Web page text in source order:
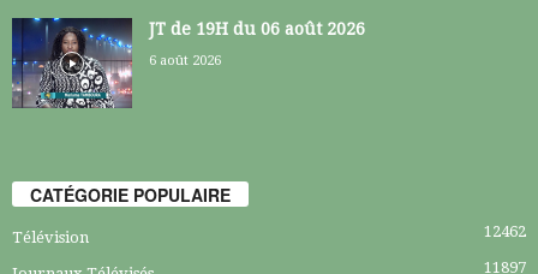
JT de 19H du 06 août 2026
6 août 2026
CATÉGORIE POPULAIRE
Télévision 12462
11897